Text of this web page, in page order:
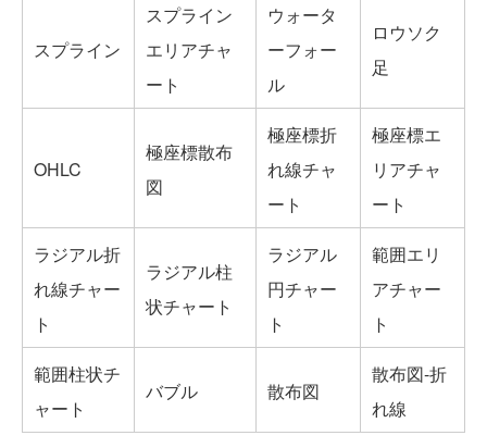
スプライン
スプライン
エリアチャ
ート
ウォータ
ーフォー
ル
ロウソク
足
OHLC
極座標散布
図
極座標折
れ線チャ
ート
極座標エ
リアチャ
ート
ラジアル折
れ線チャー
ト
ラジアル柱
状チャート
ラジアル
円チャー
ト
範囲エリ
アチャー
ト
範囲柱状チ
ャート
バブル 散布図
散布図-折
れ線